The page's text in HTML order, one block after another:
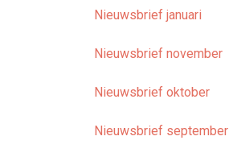
Nieuwsbrief januari
Nieuwsbrief november
Nieuwsbrief oktober
Nieuwsbrief september